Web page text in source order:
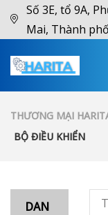
Số 3E, tổ 9A,
Mai, Thành
THƯƠNG MẠI
BỘ ĐIỀU KHIỂN
DAN